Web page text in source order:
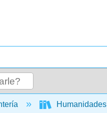
global
Humanidades